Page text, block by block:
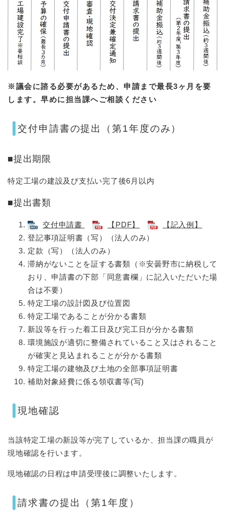
※議会に諮る必要があるため、申請まで最長3ヶ月を要
します。早めに担当課へご相談ください
交付申請書の提出（第1年度のみ）
■提出期限
特定工場の建設及び支払い完了後6月以内
■提出書類
交付申請書 【PDF】
【記入例】
登記事項証明書（写）（法人のみ）
定款（写）（法人のみ）
滞納がないことを証する書類（※安曇野市に納税して
おり、申請書の下部「同意書欄」に記入いただいた場
合は不要）
特定工場の設計図及び位置図
特定工場であることが分かる書類
新設等を行った着工日及び完工日が分かる書類
環境施設が適切に整備されていること又はされること
が確実と見込まれることが分かる書類
特定工場の建物及び土地の全部事項証明書
補助対象経費に係る領収書等(写)
現地確認
当該特定工場の新設等が完了しているか、担当課の職員が
現地確認を行います。
現地確認の日程は申請受理後に調整いたします。
請求書の提出（第1年度）